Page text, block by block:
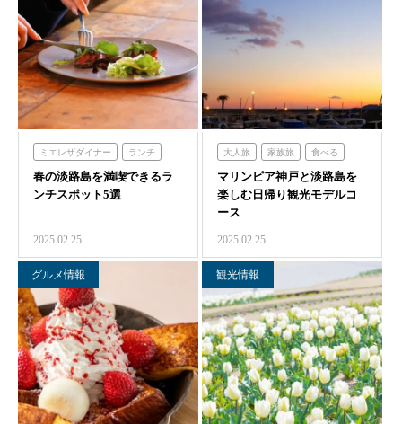
ミエレザダイナー ランチ
春 食べる フレンチの森
オーシャンテラス
農家レストラン「陽・燦燦」
春の淡路島を満喫できるラ
ンチスポット5選
2025.02.25
大人旅 家族旅 食べる
体験する ミエレザガーデン
青海波
マリンピア神戸と淡路島を
楽しむ日帰り観光モデルコ
ース
2025.02.25
グルメ情報 観光情報